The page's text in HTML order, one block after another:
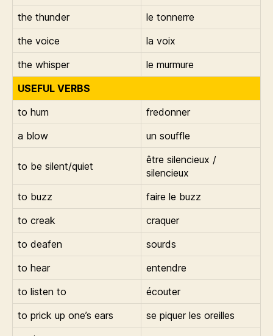
the thunder
le tonnerre
the voice
la voix
the whisper
le murmure
USEFUL VERBS
to hum
fredonner
a blow
un souffle
to be silent/quiet
être silencieux /
silencieux
to buzz
faire le buzz
to creak
craquer
to deafen
sourds
to hear
entendre
to listen to
écouter
to prick up one’s ears
se piquer les oreilles